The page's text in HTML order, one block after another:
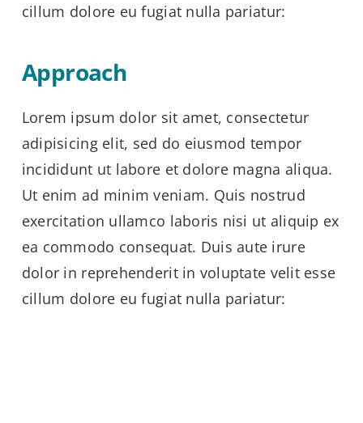
cillum dolore eu fugiat nulla pariatur:
Approach
Lorem ipsum dolor sit amet, consectetur
adipisicing elit, sed do eiusmod tempor
incididunt ut labore et dolore magna aliqua.
Ut enim ad minim veniam. Quis nostrud
exercitation ullamco laboris nisi ut aliquip ex
ea commodo consequat. Duis aute irure
dolor in reprehenderit in voluptate velit esse
cillum dolore eu fugiat nulla pariatur: